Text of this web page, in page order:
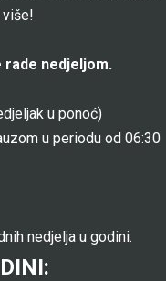
više!
rade nedjeljom.
u ponoć)
u periodu od 06:30
nedjelja u godini.